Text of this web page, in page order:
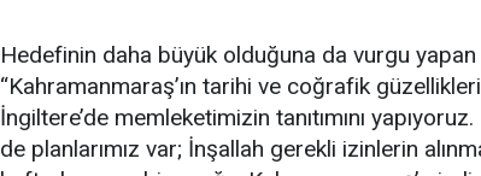
Hedefinin daha büyük olduğuna da vurgu yapan
“Kahramanmaraş’ın tarihi ve coğrafik
İngiltere’de memleketimizin tanıtımını
de planlarımız var; İnşallah gerekli izinlerin